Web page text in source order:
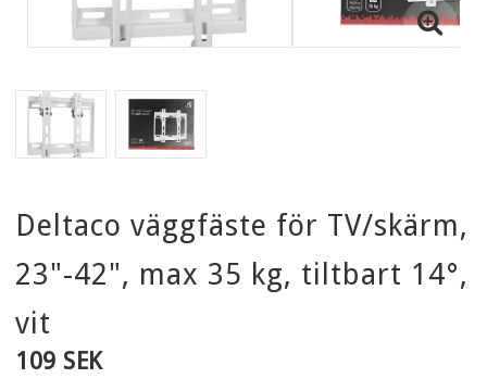
Deltaco väggfäste för TV/skärm,
23"-42", max 35 kg, tiltbart 14°,
vit
109 SEK